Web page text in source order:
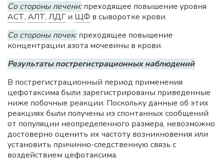
Со стороны печени:преходящее повышение уровня
АСТ, АЛТ, ЛДГ и ЩФ в сыворотке крови.
Со стороны почек:преходящее повышение
концентрации азота мочевины в крови.
Результаты пострегистрационных наблюдений
В пострегистрационный период применения
цефотаксима были зарегистрированы приведенные
ниже побочные реакции. Поскольку данные об этих
реакциях были получены из спонтанных сообщений
от популяции неопределенного размера, невозможно
достоверно оценить их частоту возникновения или
установить причинно-следственную связь с
воздействием цефотаксима.